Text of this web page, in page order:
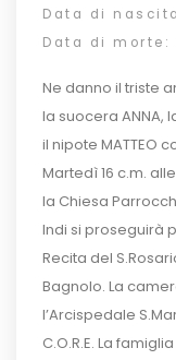
Data di
Data di morte:
Ne danno il triste
la suocera ANNA,
il nipote MATTEO
Martedì 16 c.m.
la Chiesa
Indi si proseguirà
Recita del
Bagnolo. La
l’Arcispedale
C.O.R.E. La